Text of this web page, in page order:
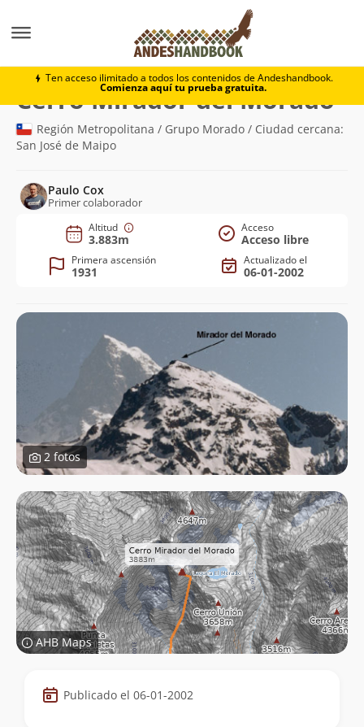
Ten acceso ilimitado a todos los contenidos de Andeshandbook.
Comienza aquí tu prueba gratuita.
Cerro Mirador del Morado
Cerro Mirador del Morado
Región Metropolitana / Grupo Morado / Ciudad cercana:
San José de Maipo
Paulo Cox
Primer colaborador
Altitud
3.883m
Acceso
Acceso libre
Primera ascensión
1931
Actualizado el
06-01-2002
2 fotos
AHB Maps
Datos
de
Publicado el 06-01-2002